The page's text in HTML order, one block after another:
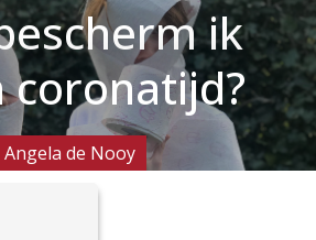
ik
coronatijd?
Angela de Nooy